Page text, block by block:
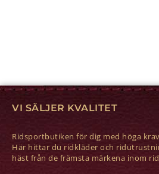
VI SÄLJER KVALITET
Ridsportbutiken för dig med höga
Här hittar du ridkläder och
häst från de främsta märkena inom